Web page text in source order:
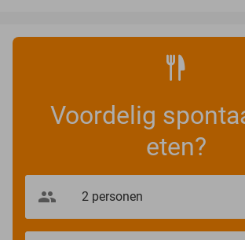
Voordelig
eten?